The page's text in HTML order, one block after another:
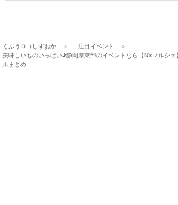
くふうロコしずおか
注目イベント
美味しいものいっぱい♪静岡県東部のイベントなら【N'sマルシ
ルまとめ